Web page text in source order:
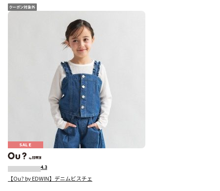
SALE
4.3
【Ou? by EDWIN】デニムビスチェ